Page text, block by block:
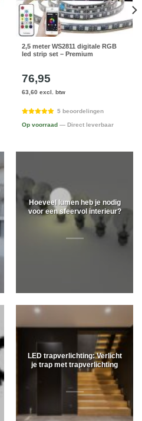
2,5 meter WS2811 digitale RGB
led strip set – Premium
76,95
63,60 excl. btw
5 beoordelingen
Op voorraad — Direct leverbaar
Hoeveel lumen heb je nodig
voor een sfeervol interieur?
LED trapverlichting: Verlicht
je trap met trapverlichting